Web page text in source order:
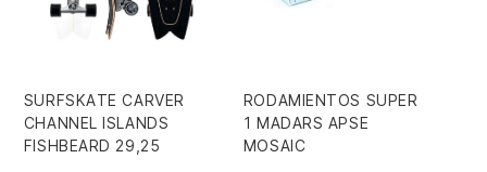
SURFSKATE CARVER
CHANNEL ISLANDS
FISHBEARD 29,25
RODAMIENTOS SUPER
1 MADARS APSE
MOSAIC